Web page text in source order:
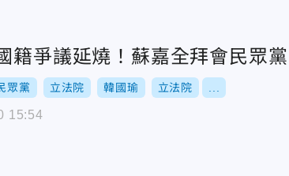
籍爭議延燒！蘇嘉全拜會民眾
眾黨 立法院 韓國瑜 立法院
15:54